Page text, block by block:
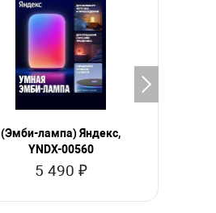
(Эмби-лампа) Яндекс,
YNDX-00560
5 490 ₽